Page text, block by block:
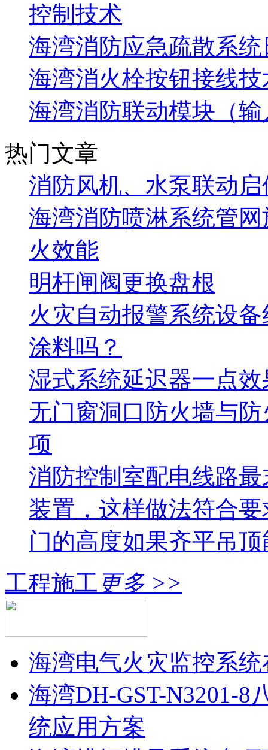
控制技术
海湾消防应急疏散系
海湾消火栓按钮接线
海湾消防联动模块（
热门文章
消防风机、水泵联动
海湾消防喷淋系统管
火效能
明杆闸阀更换盘根
火灾自动报警系统设
涂料吗？
湿式系统延迟器一点
无门窗洞口防火墙与
项
消防控制室配电线路
装置，这样做法符合
门的高度如果齐平吊
工程施工 更多 >>
海湾电气火灾监控系
海湾DH-GST-N3201-8
统应用方案